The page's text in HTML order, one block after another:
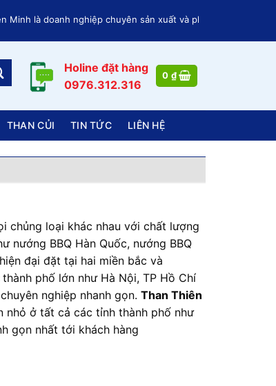
là doanh nghiệp chuyên sản xuất và phân phối các loại
Holine đặt hàng
0976.312.316
0 ₫
THAN CỦI TIN TỨC LIÊN HỆ
chủng loại khác nhau với chất lượng
nướng BBQ Hàn Quốc, nướng BBQ
đại đặt tại hai miền bắc và
phố lớn như Hà Nội, TP Hồ Chí
nghiệp nhanh gọn. Than Thiên
nhỏ ở tất cả các tỉnh thành phố như
gọn nhất tới khách hàng